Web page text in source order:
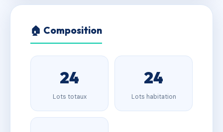
🏠 Composition
24
Lots totaux
24
Lots habitation